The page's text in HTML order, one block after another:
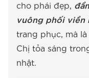
cho phái đẹp,
vuông phối viền
trang phục, mà
Chị tỏa sáng
nhật.